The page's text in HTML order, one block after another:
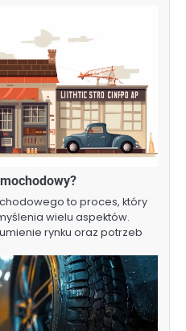
to proces, który
wielu aspektów.
rynku oraz potrzeb